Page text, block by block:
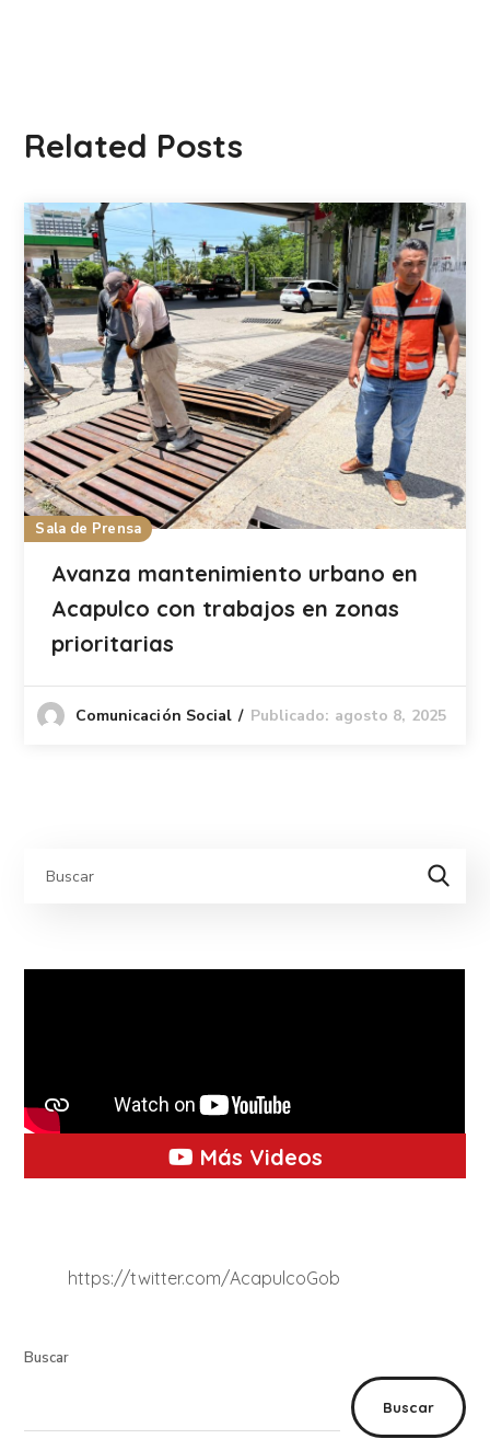
Related Posts
Sala de Prensa
Avanza mantenimiento urbano en
Acapulco con trabajos en zonas
prioritarias
Comunicación Social Publicado: agosto 8, 2025
Más Videos
https://twitter.com/AcapulcoGob
Buscar
Buscar